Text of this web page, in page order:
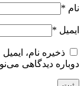
نام *
ایمیل *
ذخیره نام،
دوباره دیدگاهی